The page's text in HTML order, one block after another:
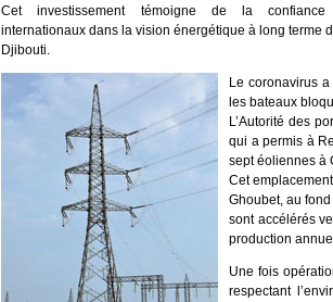
Cet investissement témoigne de la confiance
internationaux dans la vision énergétique à long terme
Djibouti.
Le coronavirus
les bateaux
L’Autorité des
qui a permis à
sept éoliennes à
Cet
Ghoubet, au
sont accélérés
production
Une fois
respectant